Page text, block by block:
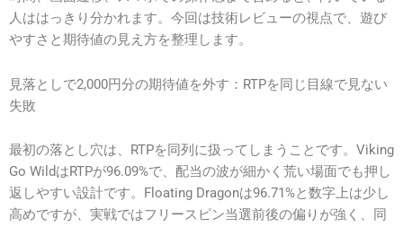
人ははっきり分かれます。今回は技術レビューの視点で、遊び
やすさと期待値の見え方を整理します。
見落としで2,000円分の期待値を外す：RTPを同じ目線で見ない
失敗
最初の落とし穴は、RTPを同列に扱ってしまうことです。Viking
Go WildはRTPが96.09%で、配当の波が細かく荒い場面でも押し
返しやすい設計です。Floating Dragonは96.71%と数字上は少し
高めですが、実戦ではフリースピン当選前後の偏りが強く、同